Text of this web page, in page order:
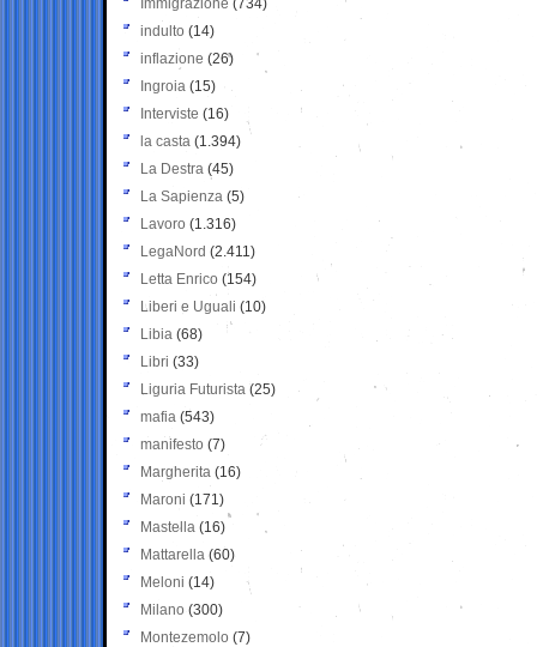
Immigrazione (734)
indulto (14)
inflazione (26)
Ingroia (15)
Interviste (16)
la casta (1.394)
La Destra (45)
La Sapienza (5)
Lavoro (1.316)
LegaNord (2.411)
Letta Enrico (154)
Liberi e Uguali (10)
Libia (68)
Libri (33)
Liguria Futurista (25)
mafia (543)
manifesto (7)
Margherita (16)
Maroni (171)
Mastella (16)
Mattarella (60)
Meloni (14)
Milano (300)
Montezemolo (7)